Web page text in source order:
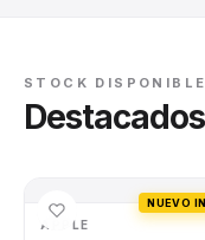
STOCK DISPONIBLE
Destacados
APPLE